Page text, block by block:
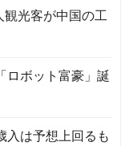
光客が中国の工
ロボット富豪」誕
は予想上回るも